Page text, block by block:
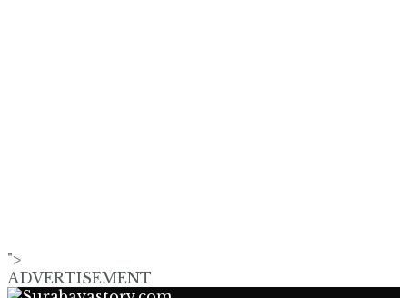
">
ADVERTISEMENT